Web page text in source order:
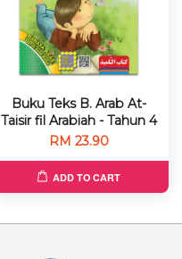
Buku Teks B. Arab At-
Taisir fil Arabiah - Tahun 4
RM 23.90
ADD TO CART